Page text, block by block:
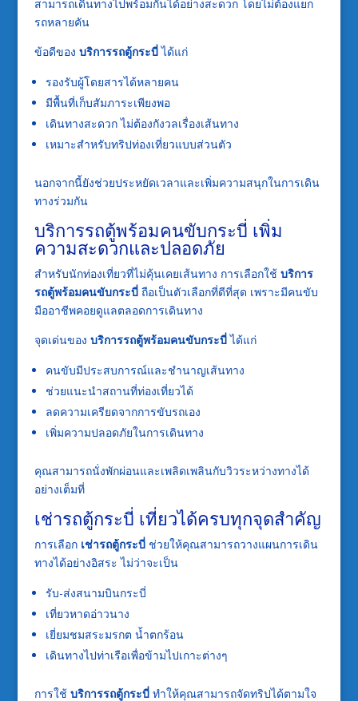
สามารถเดินทางไปพร้อมกันได้อย่างสะดวก โดยไม่ต้องแยก
รถหลายคัน
ข้อดีของ บริการรถตู้กระบี่ได้แก่
รองรับผู้โดยสารได้หลายคน
มีพื้นที่เก็บสัมภาระเพียงพอ
เดินทางสะดวก ไม่ต้องกังวลเรื่องเส้นทาง
เหมาะสำหรับทริปท่องเที่ยวแบบส่วนตัว
นอกจากนี้ยังช่วยประหยัดเวลาและเพิ่มความสนุกในการเดิน
ทางร่วมกัน
บริการรถตู้พร้อมคนขับกระบี่ เพิ่ม
ความสะดวกและปลอดภัย
สำหรับนักท่องเที่ยวที่ไม่คุ้นเคยเส้นทาง การเลือกใช้ บริการ
รถตู้พร้อมคนขับกระบี่ถือเป็นตัวเลือกที่ดีที่สุด เพราะมีคนขับ
มืออาชีพคอยดูแลตลอดการเดินทาง
จุดเด่นของ บริการรถตู้พร้อมคนขับกระบี่ได้แก่
คนขับมีประสบการณ์และชำนาญเส้นทาง
ช่วยแนะนำสถานที่ท่องเที่ยวได้
ลดความเครียดจากการขับรถเอง
เพิ่มความปลอดภัยในการเดินทาง
คุณสามารถนั่งพักผ่อนและเพลิดเพลินกับวิวระหว่างทางได้
อย่างเต็มที่
เช่ารถตู้กระบี่ เที่ยวได้ครบทุกจุดสำคัญ
การเลือก เช่ารถตู้กระบี่ช่วยให้คุณสามารถวางแผนการเดิน
ทางได้อย่างอิสระ ไม่ว่าจะเป็น
รับ-ส่งสนามบินกระบี่
เที่ยวหาดอ่าวนาง
เยี่ยมชมสระมรกต น้ำตกร้อน
เดินทางไปท่าเรือเพื่อข้ามไปเกาะต่างๆ
การใช้ บริการรถตู้กระบี่ทำให้คุณสามารถจัดทริปได้ตามใจ